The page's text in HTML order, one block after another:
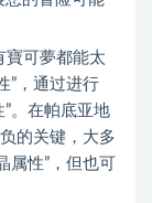
寶可夢都能太
”，通过进行
”。在帕底亚地
的关键，大多
性”，但也可